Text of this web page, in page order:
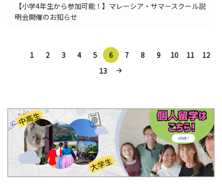
【小学4年生から参加可能！】マレーシア・サマースクール説
明会開催のお知らせ
1 2 3 4 5 6 7 8 9 10 11
12
13